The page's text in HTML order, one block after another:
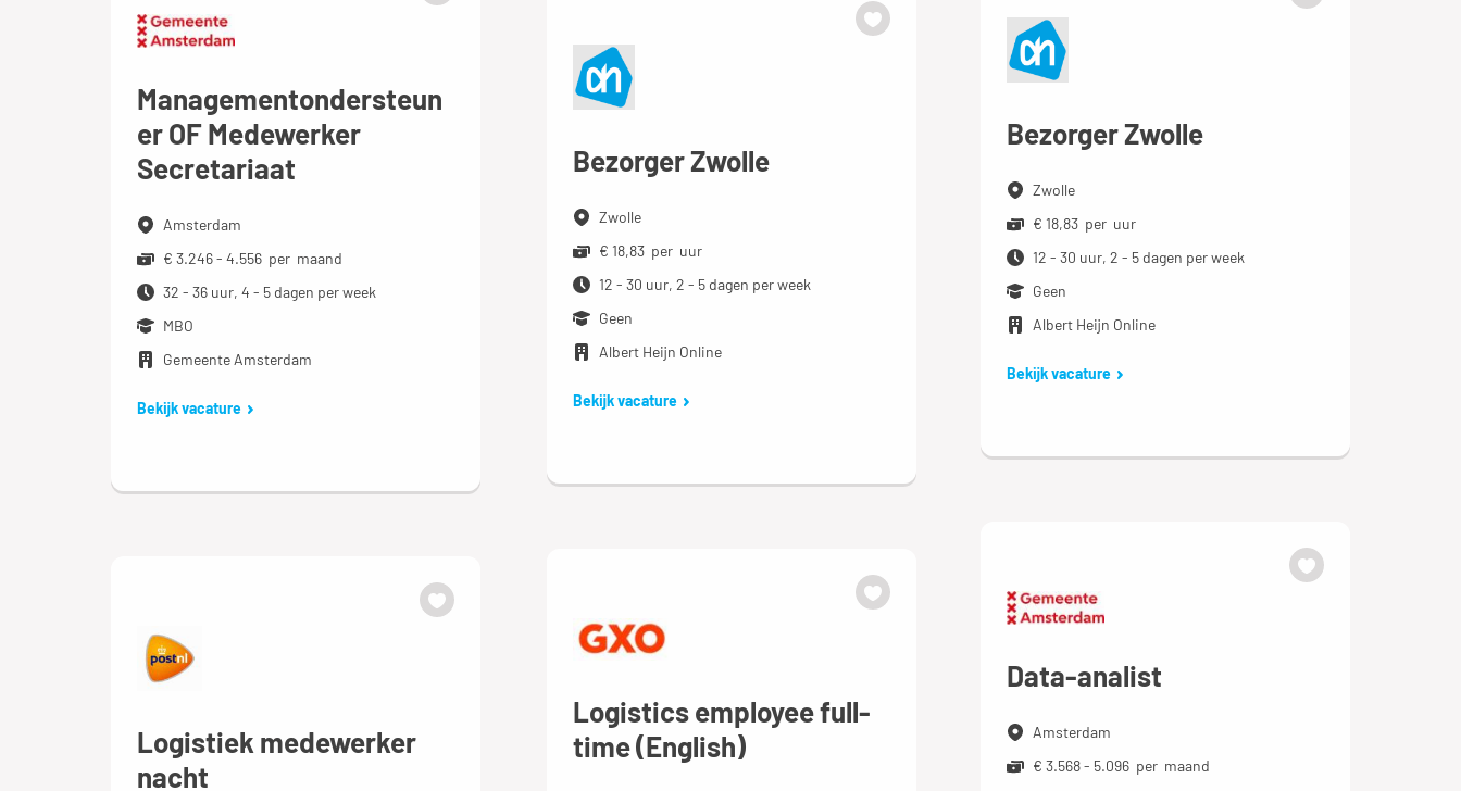
Managementondersteun
er OF Medewerker
Secretariaat
Amsterdam
€ 3.246 - 4.556 per maand
32 - 36 uur, 4 - 5 dagen per week
MBO
Gemeente Amsterdam
Bekijk vacature
Bezorger Zwolle
Zwolle
€ 18,83 per uur
12 - 30 uur, 2 - 5 dagen per week
Geen
Albert Heijn Online
Bekijk vacature
Bezorger Zwolle
Zwolle
€ 18,83 per uur
12 - 30 uur, 2 - 5 dagen per week
Geen
Albert Heijn Online
Bekijk vacature
Data-analist
Amsterdam
€ 3.568 - 5.096 per maand
Logistics employee full-
time (English)
Logistiek medewerker
nacht